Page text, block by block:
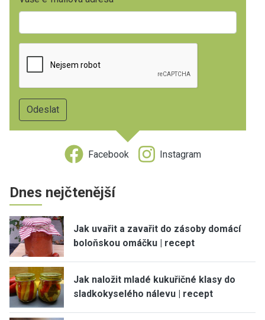
Facebook Instagram
Dnes nejčtenější
Jak uvařit a zavařit do zásoby domácí
boloňskou omáčku | recept
Jak naložit mladé kukuřičné klasy do
sladkokyselého nálevu | recept